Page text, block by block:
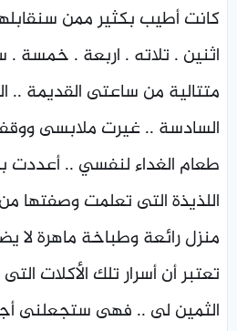
كانت أطيب بكثير ممن
اثنين . تلاته . اربعة .
متتالية من ساعتى القديمة ..
السادسة .. غيرت ملابسى
طعام الغداء لنفسي .. أعددت
اللذيذة التى تعلمت وصفتها
منزل رائعة وطباخة ماهرة لا
تعتبر أن أسرار تلك الأكلات
الثمين لى .. فهى ستجعلنى